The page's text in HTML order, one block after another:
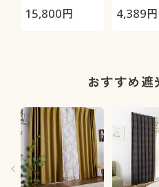
極-
15,800円
(リーフ
4,389
おすすめ遮